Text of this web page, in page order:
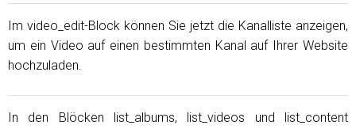
Im video_edit-Block können Sie jetzt die Kanalliste anzeigen,
um ein Video auf einen bestimmten Kanal auf Ihrer Website
hochzuladen.
In den Blöcken list_albums, list_videos und list_content